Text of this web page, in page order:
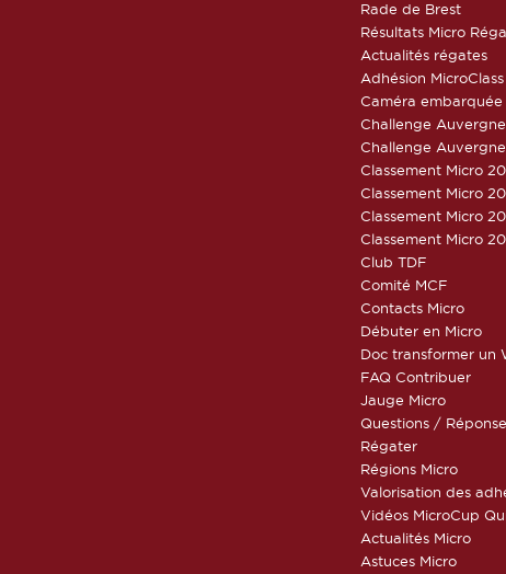
Rade de Brest
Résultats Micro
Actualités régates
Adhésion
Caméra embarquée
Challenge
Challenge
Classement Micro
Classement Micro
Classement Micro
Classement Micro
Club TDF
Comité MCF
Contacts Micro
Débuter en Micro
Doc transformer un
FAQ Contribuer
Jauge Micro
Questions /
Régater
Régions Micro
Valorisation des
Vidéos MicroCup
Actualités Micro
Astuces Micro